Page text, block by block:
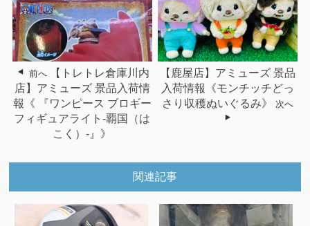
前へ
【トレトレ倉庫川内
店】アミューズ 景品入荷情
報《 『ワンピース ブロギー
フィギュアライト-覇国（は
こく）-』》
【鹿屋店】アミューズ 景品
入荷情報《モンチッチどっ
さり収穫ぬいぐるみ》
次へ
関連記事